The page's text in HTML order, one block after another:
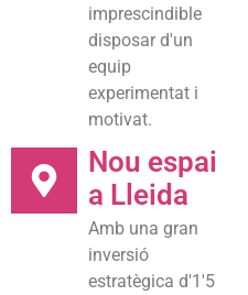
imprescindible
disposar d'un
equip
experimentat i
motivat.
Nou espai
a Lleida
Amb una gran
inversió
estratègica d'1'5